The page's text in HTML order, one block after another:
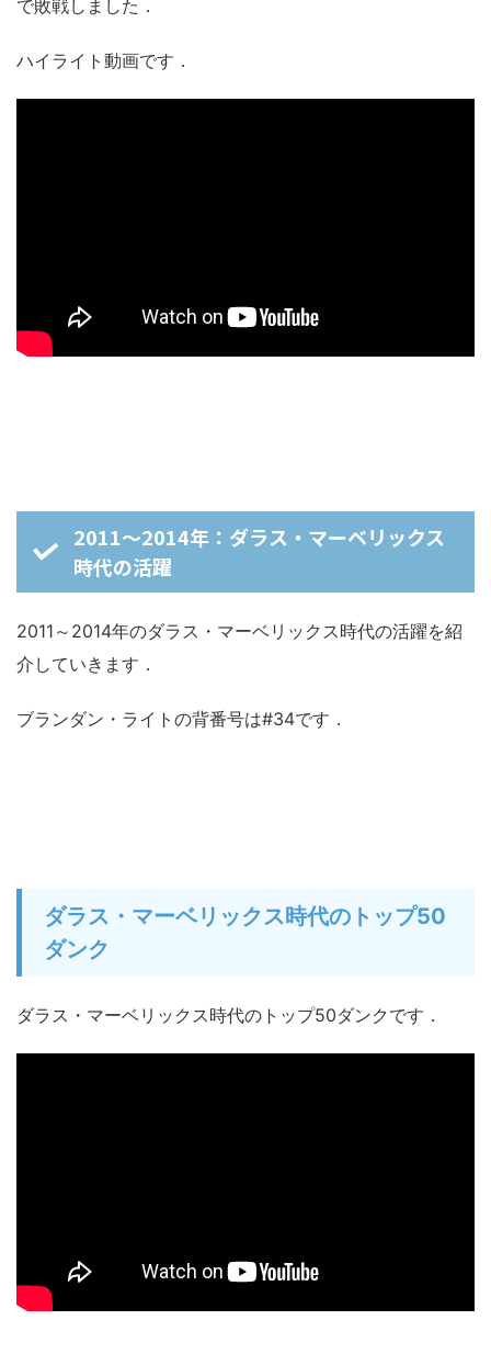
で敗戦しました．
ハイライト動画です．
2011～2014年：ダラス・マーベリックス
時代の活躍
2011～2014年のダラス・マーベリックス時代の活躍を紹
介していきます．
ブランダン・ライトの背番号は#34です．
ダラス・マーベリックス時代のトップ50
ダンク
ダラス・マーベリックス時代のトップ50ダンクです．